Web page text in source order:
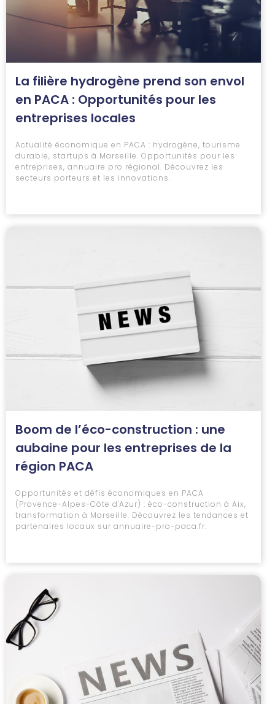
La filière hydrogène prend son envol
en PACA : Opportunités pour les
entreprises locales
Actualité économique en PACA : hydrogène, tourisme
durable, startups à Marseille. Opportunités pour les
entreprises, annuaire pro régional. Découvrez les
secteurs porteurs et les innovations.
Boom de l’éco-construction : une
aubaine pour les entreprises de la
région PACA
Opportunités et défis économiques en PACA
(Provence-Alpes-Côte d'Azur) : éco-construction à Aix,
transformation à Marseille. Découvrez les tendances et
partenaires locaux sur annuaire-pro-paca.fr.